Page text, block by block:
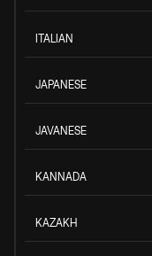
ITALIAN
JAPANESE
JAVANESE
KANNADA
KAZAKH